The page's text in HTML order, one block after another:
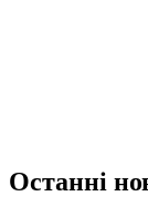
Останні